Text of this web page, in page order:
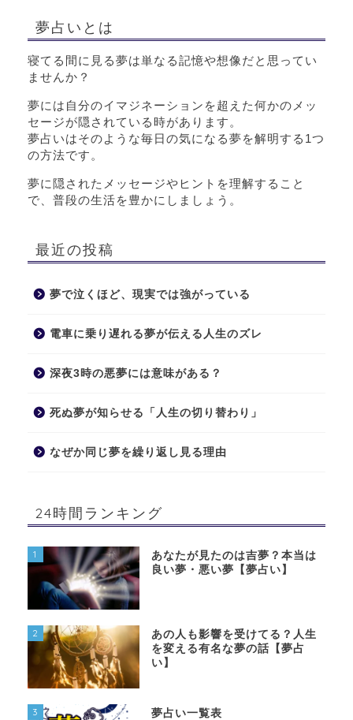
夢占いとは
寝てる間に見る夢は単なる記憶や想像だと思ってい
ませんか？
夢には自分のイマジネーションを超えた何かのメッ
セージが隠されている時があります。
夢占いはそのような毎日の気になる夢を解明する1つ
の方法です。
夢に隠されたメッセージやヒントを理解すること
で、普段の生活を豊かにしましょう。
最近の投稿
夢で泣くほど、現実では強がっている
電車に乗り遅れる夢が伝える人生のズレ
深夜3時の悪夢には意味がある？
死ぬ夢が知らせる「人生の切り替わり」
なぜか同じ夢を繰り返し見る理由
24時間ランキング
1
あなたが見たのは吉夢？本当は
良い夢・悪い夢【夢占い】
2
あの人も影響を受けてる？人生
を変える有名な夢の話【夢占
い】
3 夢占い一覧表